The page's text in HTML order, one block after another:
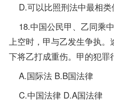
D.可以比照刑法中最相类
18.中国公民甲、乙同乘
上空时，甲与乙发生争执。
下将乙打成重伤。甲的
A.国际法B.B国法律
C.中国法律 D.A国法律